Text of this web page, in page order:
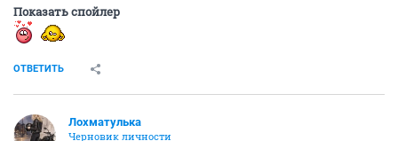
Показать спойлер
ОТВЕТИТЬ
Лохматулька
Черновик личности